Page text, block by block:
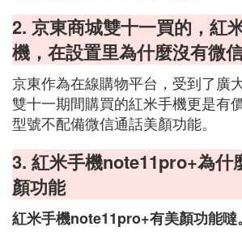
2. 京東商城雙十一買的，紅
機，在設置里為什麼沒有微
京東作為在線購物平台，受到了廣
雙十一期間購買的紅米手機更是有
型號不配備微信通話美顏功能。
3. 紅米手機note11pro+為什
顏功能
紅米手機note11pro+有美顏功能噠。